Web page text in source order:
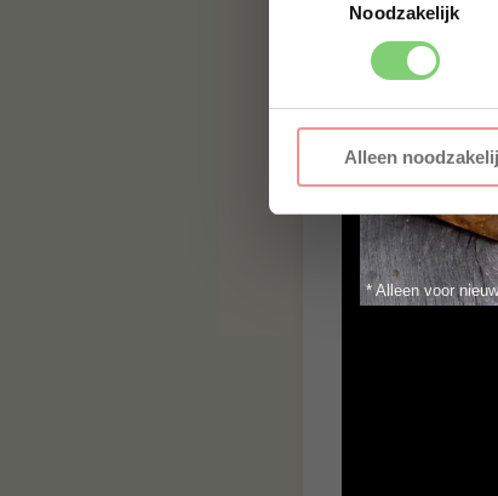
Noodzakelijk
Alleen
In deze
* Alleen voor